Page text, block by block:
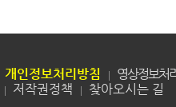
개인정보처리방침 영상정보처
저작권정책
찾아오시는 길